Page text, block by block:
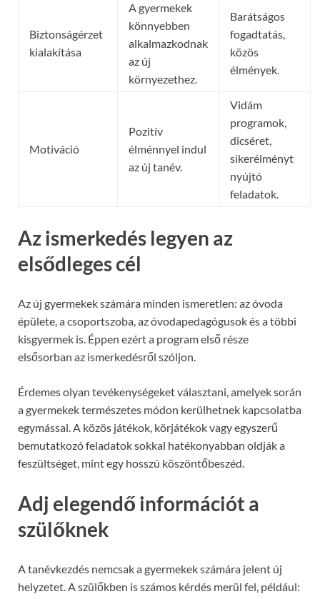
Biztonságérzet
kialakítása
A gyermekek
könnyebben
alkalmazkodnak
az új
környezethez.
Barátságos
fogadtatás,
közös
élmények.
Motiváció
Pozitív
élménnyel indul
az új tanév.
Vidám
programok,
dicséret,
sikerélményt
nyújtó
feladatok.
Az ismerkedés legyen az
elsődleges cél
Az új gyermekek számára minden ismeretlen: az óvoda
épülete, a csoportszoba, az óvodapedagógusok és a többi
kisgyermek is. Éppen ezért a program első része
elsősorban az ismerkedésről szóljon.
Érdemes olyan tevékenységeket választani, amelyek során
a gyermekek természetes módon kerülhetnek kapcsolatba
egymással. A közös játékok, körjátékok vagy egyszerű
bemutatkozó feladatok sokkal hatékonyabban oldják a
feszültséget, mint egy hosszú köszöntőbeszéd.
Adj elegendő információt a
szülőknek
A tanévkezdés nemcsak a gyermekek számára jelent új
helyzetet. A szülőkben is számos kérdés merül fel, például: